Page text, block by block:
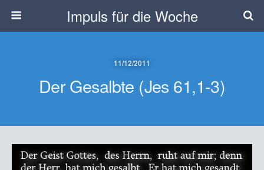
Impuls für die Woche
11/12/2011
Der Gesalbte (Jes 61,1-3)